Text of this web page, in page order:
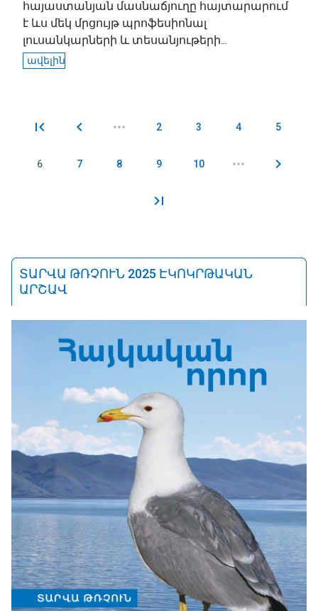
հայաստանյան մասնաճյուղը հայտարարում
է ևս մեկ մրցույթ պրոֆեսիոնալ
լուսանկարների և տեսանյութերի...
ավելին
Էջեր 2 3 4 5
6 7 8 9 10
ՏԱՐՎԱ ԹՌՉՈՒՆ 2025 ԷԿՈԿՐԹԱԿԱՆ
ԱՐՇԱՎ